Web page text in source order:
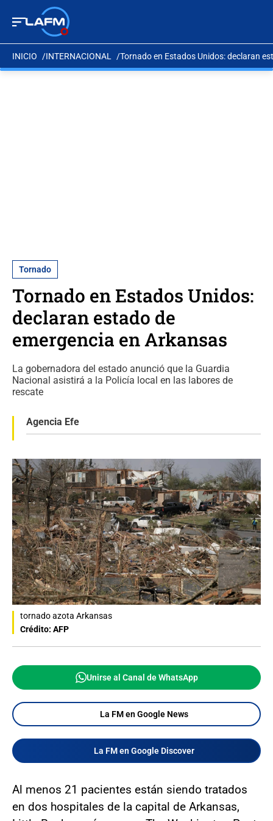
INICIO INTERNACIONAL Tornado en Estados Unidos: declaran
Tornado
Tornado en Estados Unidos:
declaran estado de
emergencia en Arkansas
La gobernadora del estado anunció que la Guardia
Nacional asistirá a la Policía local en las labores de
rescate
Agencia Efe
tornado azota Arkansas
Crédito: AFP
Unirse al Canal de WhatsApp
La FM en Google News
La FM en Google Discover
Al menos 21 pacientes están siendo tratados
en dos hospitales de la capital de Arkansas,